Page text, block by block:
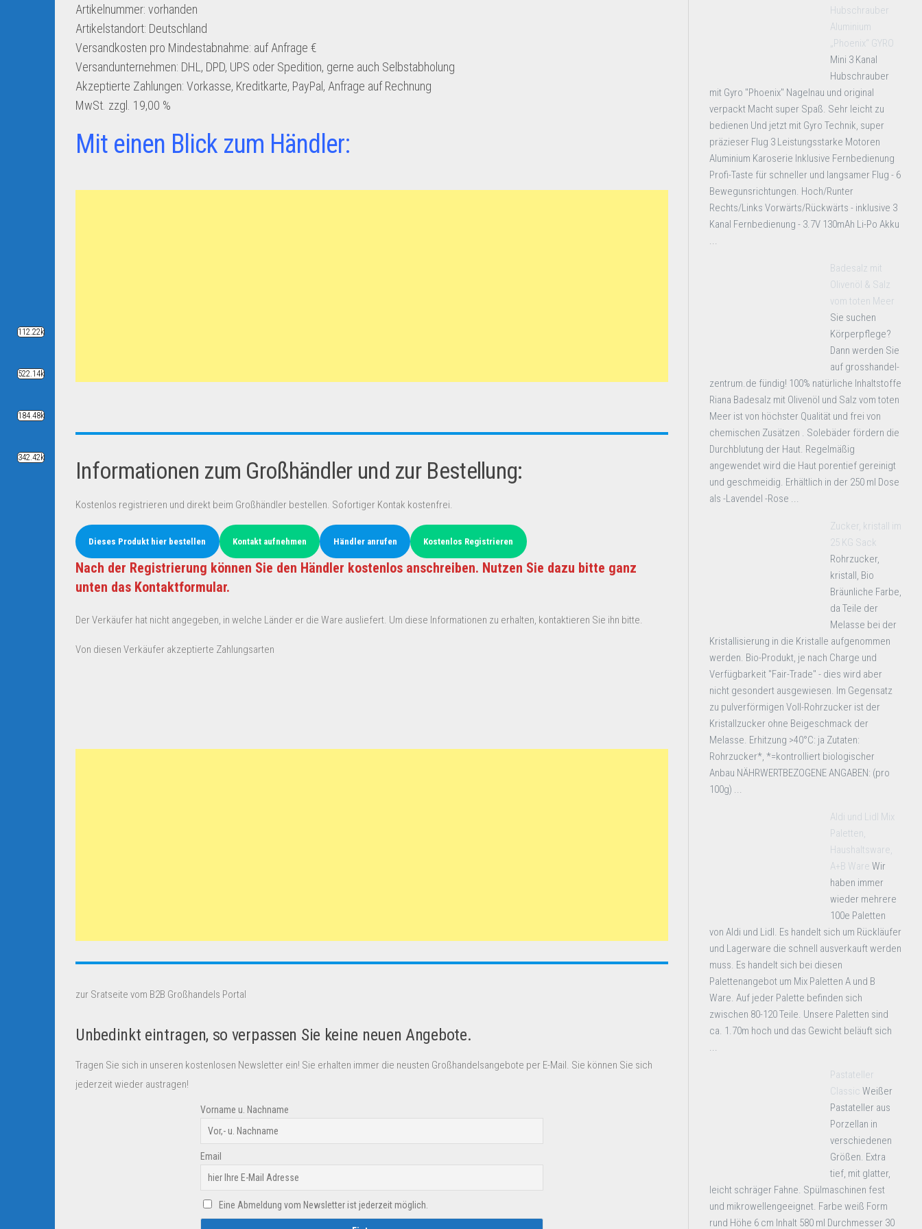
Artikelnummer: vorhanden
Artikelstandort: Deutschland
Versandkosten pro Mindestabnahme: auf Anfrage €
Versandunternehmen: DHL, DPD, UPS oder Spedition, gerne auch Selbstabholung
Akzeptierte Zahlungen: Vorkasse, Kreditkarte, PayPal, Anfrage auf Rechnung
MwSt. zzgl. 19,00 %
Mit einen Blick zum Händler:
Informationen zum Großhändler und zur Bestellung:
Kostenlos registrieren und direkt beim Großhändler bestellen. Sofortiger Kontak kostenfrei.
Dieses Produkt hier bestellen Kontakt aufnehmen Händler anrufen Kostenlos Registrieren
Nach der Registrierung können Sie den Händler kostenlos anschreiben. Nutzen Sie dazu bitte ganz
unten das Kontaktformular.
Der Verkäufer hat nicht angegeben, in welche Länder er die Ware ausliefert. Um diese Informationen zu erhalten, kontaktieren Sie ihn bitte.
Von diesen Verkäufer akzeptierte Zahlungsarten
zur Sratseite vom B2B Großhandels Portal
Unbedinkt eintragen, so verpassen Sie keine neuen Angebote.
Tragen Sie sich in unseren kostenlosen Newsletter ein! Sie erhalten immer die neusten Großhandelsangebote per E-Mail. Sie können Sie sich
jederzeit wieder austragen!
Vorname u. Nachname
Email
Eine Abmeldung vom Newsletter ist jederzeit möglich.
Hubschrauber
Aluminium
„Phoenix“ GYRO
Mini 3 Kanal
Hubschrauber
mit Gyro "Phoenix" Nagelnau und original
verpackt Macht super Spaß. Sehr leicht zu
bedienen Und jetzt mit Gyro Technik, super
präzieser Flug 3 Leistungsstarke Motoren
Aluminium Karoserie Inklusive Fernbedienung
Profi-Taste für schneller und langsamer Flug - 6
Bewegunsrichtungen. Hoch/Runter
Rechts/Links Vorwärts/Rückwärts - inklusive 3
Kanal Fernbedienung - 3.7V 130mAh Li-Po Akku
...
Badesalz mit
Olivenöl & Salz
vom toten Meer
Sie suchen
Körperpflege?
Dann werden Sie
auf grosshandel-
zentrum.de fündig! 100% natürliche Inhaltstoffe
Riana Badesalz mit Olivenöl und Salz vom toten
Meer ist von höchster Qualität und frei von
chemischen Zusätzen . Solebäder fördern die
Durchblutung der Haut. Regelmäßig
angewendet wird die Haut porentief gereinigt
und geschmeidig. Erhältlich in der 250 ml Dose
als -Lavendel -Rose ...
Zucker, kristall im
25 KG Sack
Rohrzucker,
kristall, Bio
Bräunliche Farbe,
da Teile der
Melasse bei der
Kristallisierung in die Kristalle aufgenommen
werden. Bio-Produkt, je nach Charge und
Verfügbarkeit "Fair-Trade" - dies wird aber
nicht gesondert ausgewiesen. Im Gegensatz
zu pulverförmigen Voll-Rohrzucker ist der
Kristallzucker ohne Beigeschmack der
Melasse. Erhitzung >40°C: ja Zutaten:
Rohrzucker*, *=kontrolliert biologischer
Anbau NÄHRWERTBEZOGENE ANGABEN: (pro
100g) ...
Aldi und Lidl Mix
Paletten,
Haushaltsware,
A+B Ware Wir
haben immer
wieder mehrere
100e Paletten
von Aldi und Lidl. Es handelt sich um Rückläufer
und Lagerware die schnell ausverkauft werden
muss. Es handelt sich bei diesen
Palettenangebot um Mix Paletten A und B
Ware. Auf jeder Palette befinden sich
zwischen 80-120 Teile. Unsere Paletten sind
ca. 1.70m hoch und das Gewicht beläuft sich
...
Pastateller
Classic Weißer
Pastateller aus
Porzellan in
verschiedenen
Größen. Extra
tief, mit glatter,
leicht schräger Fahne. Spülmaschinen fest
und mikrowellengeeignet. Farbe weiß Form
rund Höhe 6 cm Inhalt 580 ml Durchmesser 30
112.22k
522.14k
184.48k
342.42k